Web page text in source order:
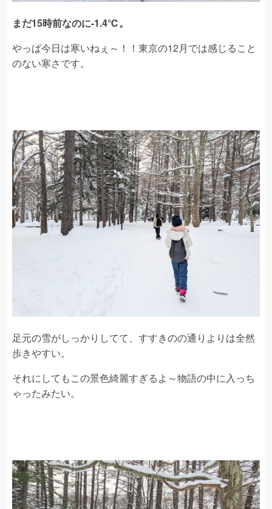
まだ15時前なのに-1.4℃。
やっぱ今日は寒いねぇ～！！東京の12月では感じること
のない寒さです。
足元の雪がしっかりしてて、すすきのの通りよりは全然
歩きやすい。
それにしてもこの景色綺麗すぎるよ～物語の中に入っち
ゃったみたい。